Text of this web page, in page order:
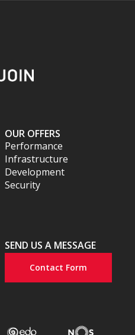
OUR OFFERS
Performance
Infrastructure
Development
Security
SEND US A MESSAGE
Contact Form